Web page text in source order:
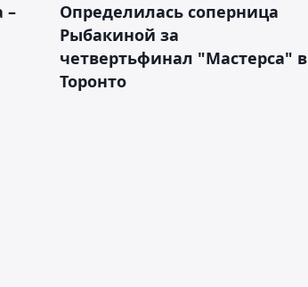
–
Определилась соперница
Рыбакиной за
четвертьфинал "Мастерса" в
Торонто